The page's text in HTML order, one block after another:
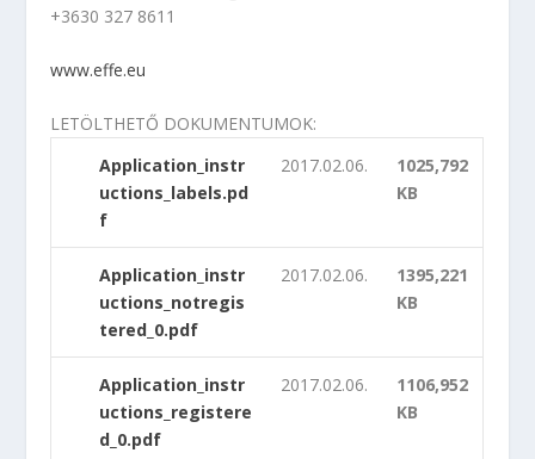
+3630 327 8611
www.effe.eu
LETÖLTHETŐ DOKUMENTUMOK:
Application_instr
uctions_labels.pd
f
2017.02.06.
1025,792
KB
Application_instr
uctions_notregis
tered_0.pdf
2017.02.06.
1395,221
KB
Application_instr
uctions_registere
d_0.pdf
2017.02.06.
1106,952
KB